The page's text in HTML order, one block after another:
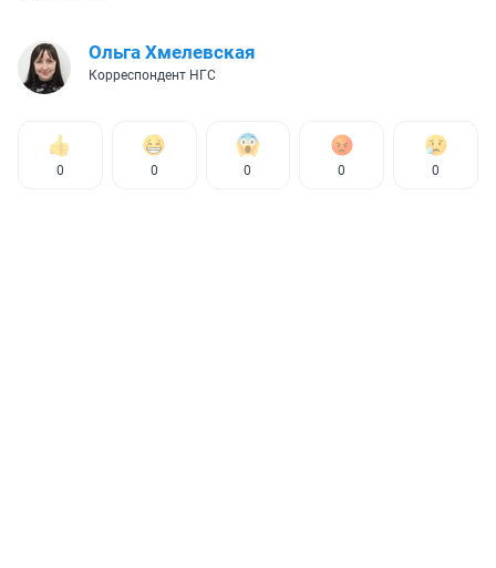
Ольга Хмелевская
Корреспондент НГС
0 0 0 0 0